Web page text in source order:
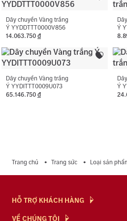
vàng.
Dây chuyền Vàng trắng
Ý YYDDTTT0000V856
14.063.750 đ
Ý
Dây chuyền Vàng trắng
Ý YYDITTT0009U073
65.146.750 đ
Ý
Trang chủ Trang sức Loại sản
HỖ TRỢ KHÁCH HÀNG
Hỏi & Đáp
VỀ CHÚNG TÔI